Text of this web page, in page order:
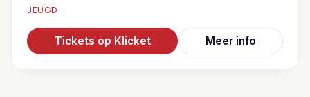
JEUGD
Tickets op Klicket Meer info